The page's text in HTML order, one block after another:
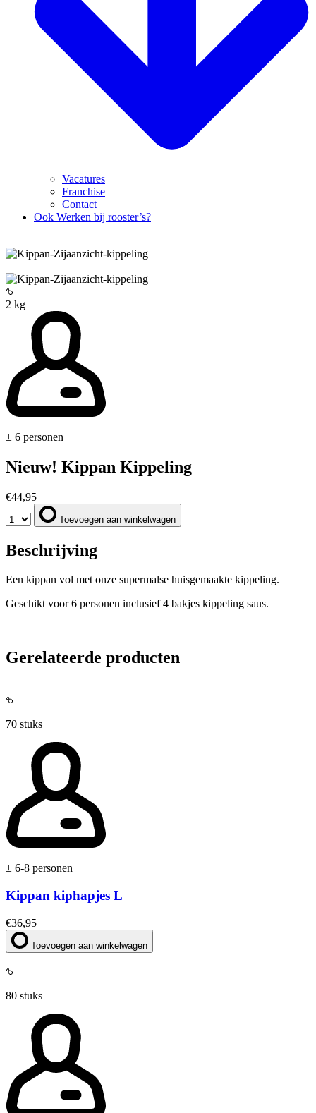
Vacatures
Franchise
Contact
Ook Werken bij rooster’s?
2 kg
± 6 personen
Nieuw! Kippan Kippeling
€44,95
Toevoegen aan winkelwagen
Beschrijving
Een kippan vol met onze supermalse huisgemaakte kippeling.
Geschikt voor 6 personen inclusief 4 bakjes kippeling saus.
Gerelateerde producten
70 stuks
± 6-8 personen
Kippan kiphapjes L
€36,95
Toevoegen aan winkelwagen
80 stuks